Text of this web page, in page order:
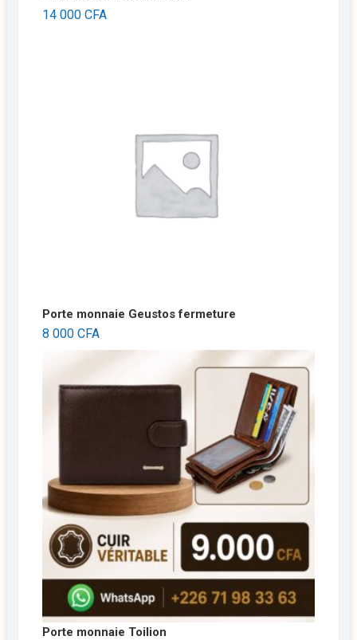
14 000 CFA
Porte monnaie Geustos fermeture
8 000 CFA
Porte monnaie Toilion